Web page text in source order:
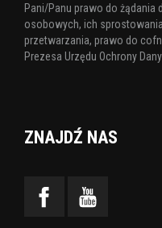
Pani/Panu prawo do
osobowych, ich
przetwarzania, prawo do
Prezesa Urzędu Ochrony
ZNAJDŹ NAS